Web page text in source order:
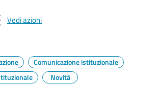
Vedi azioni
Comunicazione istituzionale
Novità